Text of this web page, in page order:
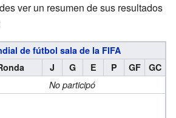
ver un resumen de sus resultados
de fútbol sala de la FIFA
J G E P GF GC
No participó